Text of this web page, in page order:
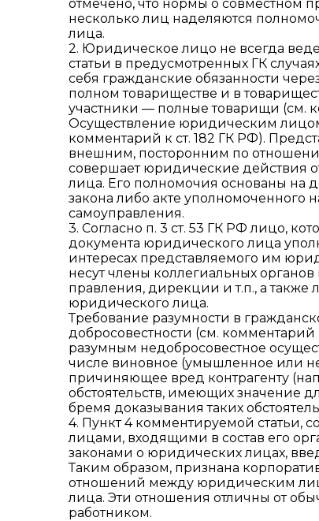
отмечено, что нормы о совместном
несколько лиц наделяются
лица.
2. Юридическое лицо не всегда
статьи в предусмотренных ГК
себя гражданские обязанности
полном товариществе и в
участники — полные товарищи (см.
Осуществление юридическим лицом
комментарий к ст. 182 ГК РФ).
внешним, посторонним по
совершает юридические действия
лица. Его полномочия основаны на
закона либо акте уполномоченного
самоуправления.
3. Согласно п. 3 ст. 53 ГК РФ лицо,
документа юридического лица
интересах представляемого им
несут члены коллегиальных
правления, дирекции и т.п., а
юридического лица.
Требование разумности в
добросовестности (см. комментарий
разумным недобросовестное
числе виновное (умышленное или
причиняющее вред контрагенту
обстоятельств, имеющих значение
бремя доказывания таких
4. Пункт 4 комментируемой статьи,
лицами, входящими в состав его
законами о юридических лицах,
Таким образом, признана
отношений между юридическим
лица. Эти отношения отличны от
работником.